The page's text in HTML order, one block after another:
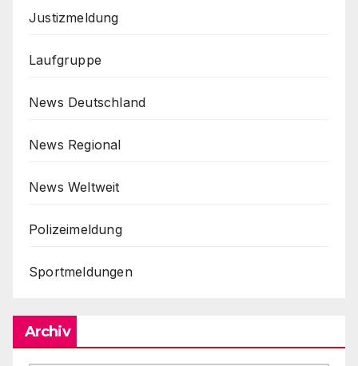
Justizmeldung
Laufgruppe
News Deutschland
News Regional
News Weltweit
Polizeimeldung
Sportmeldungen
Archiv